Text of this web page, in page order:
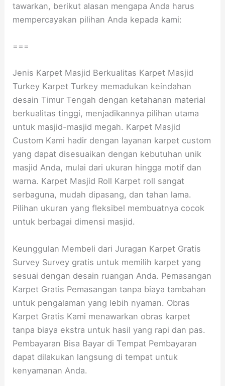
tawarkan, berikut alasan mengapa Anda harus
mempercayakan pilihan Anda kepada kami:
===
Jenis Karpet Masjid Berkualitas Karpet Masjid
Turkey Karpet Turkey memadukan keindahan
desain Timur Tengah dengan ketahanan material
berkualitas tinggi, menjadikannya pilihan utama
untuk masjid-masjid megah. Karpet Masjid
Custom Kami hadir dengan layanan karpet custom
yang dapat disesuaikan dengan kebutuhan unik
masjid Anda, mulai dari ukuran hingga motif dan
warna. Karpet Masjid Roll Karpet roll sangat
serbaguna, mudah dipasang, dan tahan lama.
Pilihan ukuran yang fleksibel membuatnya cocok
untuk berbagai dimensi masjid.
Keunggulan Membeli dari Juragan Karpet Gratis
Survey Survey gratis untuk memilih karpet yang
sesuai dengan desain ruangan Anda. Pemasangan
Karpet Gratis Pemasangan tanpa biaya tambahan
untuk pengalaman yang lebih nyaman. Obras
Karpet Gratis Kami menawarkan obras karpet
tanpa biaya ekstra untuk hasil yang rapi dan pas.
Pembayaran Bisa Bayar di Tempat Pembayaran
dapat dilakukan langsung di tempat untuk
kenyamanan Anda.